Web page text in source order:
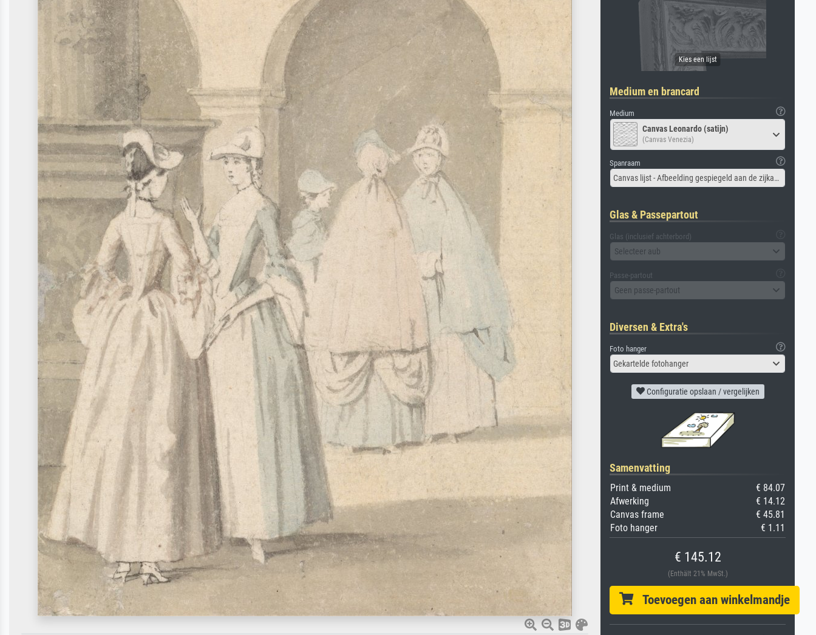
Medium en brancard
Medium
Canvas Leonardo (satijn)
(Canvas Venezia)
Spanraam
Canvas lijst - Afbeelding gespiegeld aan de zijkant
Glas & Passepartout
Glas (inclusief achterbord)
Selecteer aub
Passe-partout
Geen passe-partout
Diversen & Extra's
Foto hanger
Gekartelde fotohanger
Configuratie opslaan / vergelijken
Samenvatting
Print & medium
€ 84.07
Afwerking
€ 14.12
Canvas frame
€ 45.81
Foto hanger
€ 1.11
€ 145.12
(Enthält 21% MwSt.)
Toevoegen aan winkelmandje